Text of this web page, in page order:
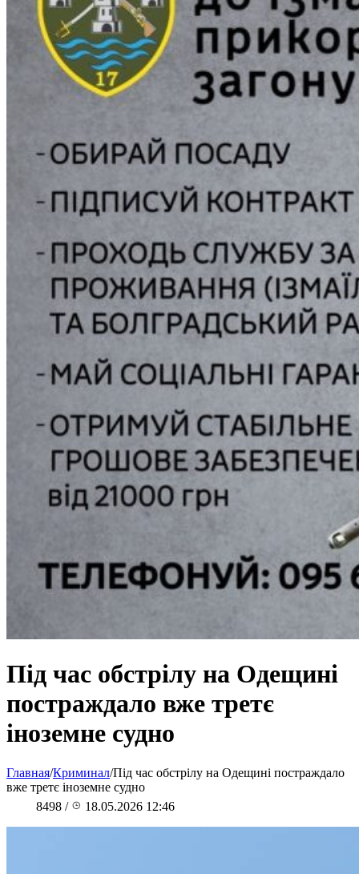
Під час обстрілу на Одещині
постраждало вже третє
іноземне судно
Главная/Криминал/Під час обстрілу на Одещині постраждало
вже третє іноземне судно
8498 / 18.05.2026 12:46